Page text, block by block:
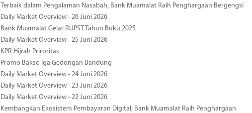
Terbaik dalam Pengalaman Nasabah, Bank Muamalat Raih Penghargaan Bergengsi
Daily Market Overview - 26 Juni 2026
Bank Muamalat Gelar RUPST Tahun Buku 2025
Daily Market Overview - 25 Juni 2026
KPR Hijrah Priroritas
Promo Bakso Iga Gedongan Bandung
Daily Market Overview - 24 Juni 2026
Daily Market Overview - 23 Juni 2026
Daily Market Overview - 22 Juni 2026
Kembangkan Ekosistem Pembayaran Digital, Bank Muamalat Raih Penghargaan